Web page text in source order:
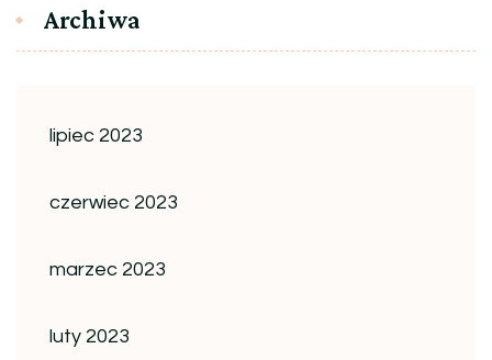
Archiwa
lipiec 2023
czerwiec 2023
marzec 2023
luty 2023